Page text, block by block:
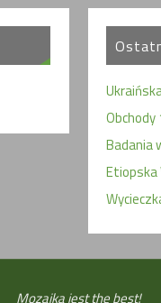
Obchody
Badania
Etiopska
Mozaika jest the best!